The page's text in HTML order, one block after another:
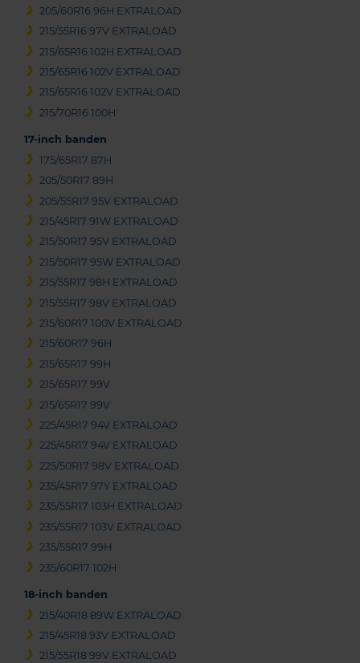
205/60R16 96H EXTRALOAD
215/55R16 97V EXTRALOAD
215/65R16 102H EXTRALOAD
215/65R16 102V EXTRALOAD
215/65R16 102V EXTRALOAD
215/70R16 100H
17-inch banden
175/65R17 87H
205/50R17 89H
205/55R17 95V EXTRALOAD
215/45R17 91W EXTRALOAD
215/50R17 95V EXTRALOAD
215/50R17 95W EXTRALOAD
215/55R17 98H EXTRALOAD
215/55R17 98V EXTRALOAD
215/60R17 100V EXTRALOAD
215/60R17 96H
215/65R17 99H
215/65R17 99V
215/65R17 99V
225/45R17 94V EXTRALOAD
225/45R17 94V EXTRALOAD
225/50R17 98V EXTRALOAD
235/45R17 97Y EXTRALOAD
235/55R17 103H EXTRALOAD
235/55R17 103V EXTRALOAD
235/55R17 99H
235/60R17 102H
18-inch banden
215/40R18 89W EXTRALOAD
215/45R18 93V EXTRALOAD
215/55R18 99V EXTRALOAD